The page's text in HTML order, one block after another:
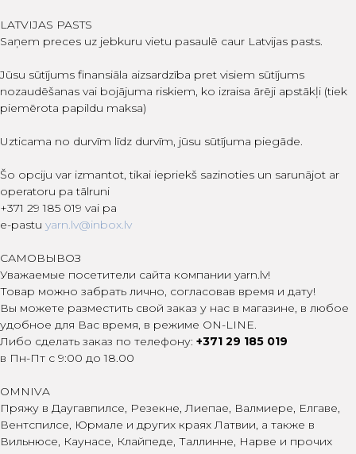
LATVIJAS PASTS
Saņem preces uz jebkuru vietu pasaulē caur Latvijas pasts.
Jūsu sūtījums finansiāla aizsardzība pret visiem sūtījums
nozaudēšanas vai bojājuma riskiem, ko izraisa ārēji apstākļi (tiek
piemērota papildu maksa)
Uzticama no durvīm līdz durvīm, jūsu sūtījuma piegāde.
Šo opciju var izmantot, tikai iepriekš sazinoties un sarunājot ar
operatoru pa tālruni
+371 29 185 019 vai pa
e-pastu yarn.lv@inbox.lv
САМОВЫВОЗ
Уважаемые посетители сайта компании yarn.lv!
Товар можно забрать лично, согласовав время и дату!
Вы можете разместить свой заказ у нас в магазине, в любое
удобное для Вас время, в режиме ON-LINE.
Либо сделать заказ по телефону: +371 29 185 019
в Пн-Пт с 9:00 до 18.00
OMNIVA
Пряжу в Даугавпилсе, Резекне, Лиепае, Валмиере, Елгаве,
Вентспилсе, Юрмале и других краях Латвии, а также в
Вильнюсе, Каунасе, Клайпеде, Таллинне, Нарве и прочих